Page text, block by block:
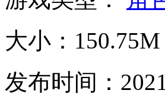
大小：150.75M
发布时间：